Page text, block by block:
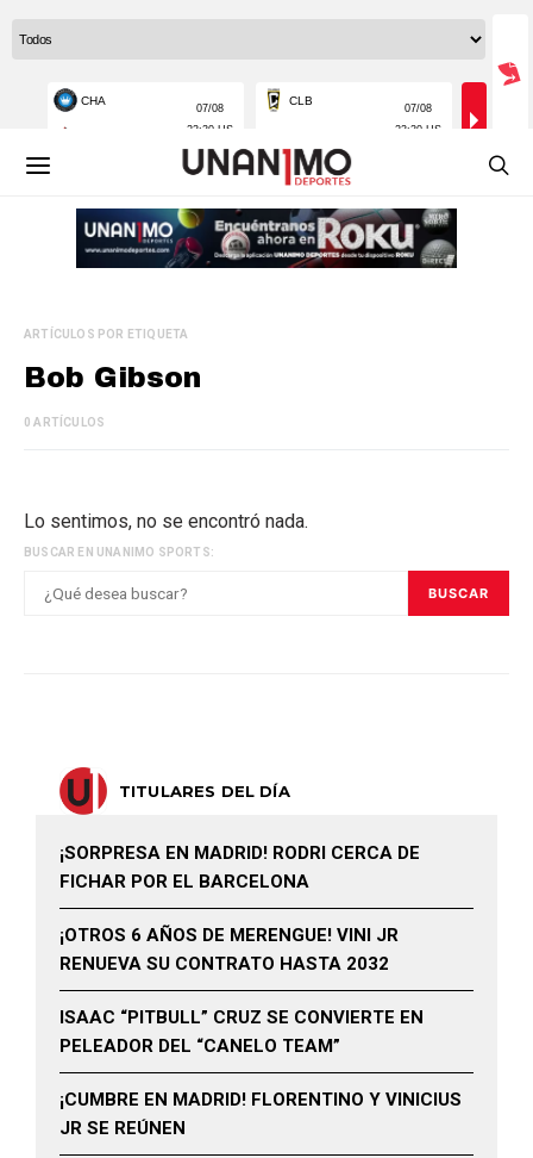
ARTÍCULOS POR ETIQUETA
Bob Gibson
0 ARTÍCULOS
Lo sentimos, no se encontró nada.
BUSCAR EN UNANIMO SPORTS:
BUSCAR
TITULARES DEL DÍA
¡SORPRESA EN MADRID! RODRI CERCA DE
FICHAR POR EL BARCELONA
¡OTROS 6 AÑOS DE MERENGUE! VINI JR
RENUEVA SU CONTRATO HASTA 2032
ISAAC “PITBULL” CRUZ SE CONVIERTE EN
PELEADOR DEL “CANELO TEAM”
¡CUMBRE EN MADRID! FLORENTINO Y VINICIUS
JR SE REÚNEN